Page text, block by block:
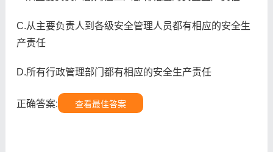
C.从主要负责人到各级安全管理人员都有相应的安全生
产责任
D.所有行政管理部门都有相应的安全生产责任
正确答案: 查看最佳答案